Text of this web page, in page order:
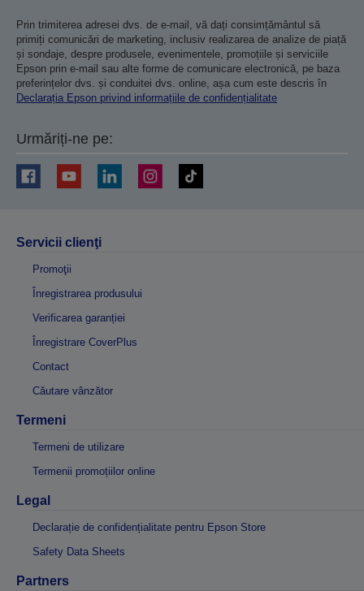
Prin trimiterea adresei dvs. de e-mail, vă dați consimțământul să
primiți comunicări de marketing, inclusiv realizarea de analize de piață
și sondaje, despre produsele, evenimentele, promoțiile și serviciile
Epson prin e-mail sau alte forme de comunicare electronică, pe baza
preferințelor dvs. și conduitei dvs. online, așa cum este descris în
Declarația Epson privind informațiile de confidențialitate
Urmăriți-ne pe:
Servicii clienţi
Promoţii
Înregistrarea produsului
Verificarea garanției
Înregistrare CoverPlus
Contact
Căutare vânzător
Termeni
Termeni de utilizare
Termenii promoțiilor online
Legal
Declarație de confidențialitate pentru Epson Store
Safety Data Sheets
Partners